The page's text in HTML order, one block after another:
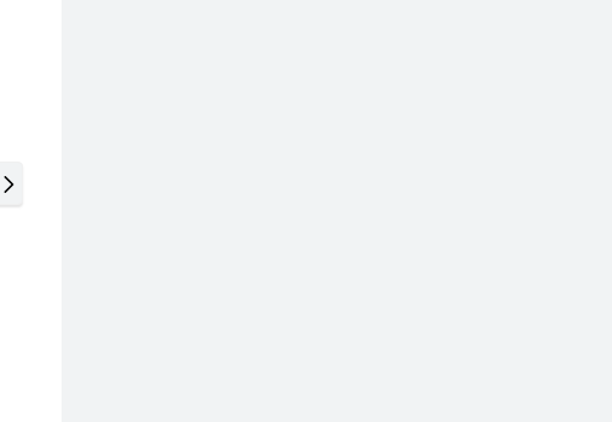
Lts Anticorrosivo Directo
Sherwin Williams